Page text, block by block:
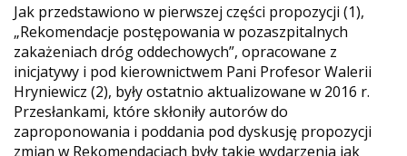
Jak przedstawiono w pierwszej części propozycji (1),
„Rekomendacje postępowania w pozaszpitalnych
zakażeniach dróg oddechowych”, opracowane z
inicjatywy i pod kierownictwem Pani Profesor Walerii
Hryniewicz (2), były ostatnio aktualizowane w 2016 r.
Przesłankami, które skłoniły autorów do
zaproponowania i poddania pod dyskusję propozycji
zmian w Rekomendacjach były takie wydarzenia jak